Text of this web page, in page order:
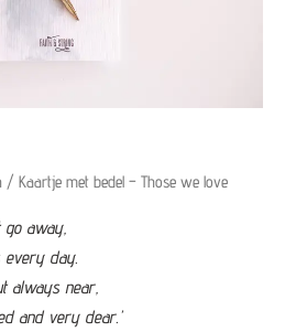
/ Kaartje met bedel – Those we love
go away,
day.
always near,
and very dear.’